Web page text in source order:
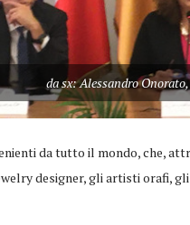
da sx: Alessandro
da tutto il mondo, che,
designer, gli artisti orafi,